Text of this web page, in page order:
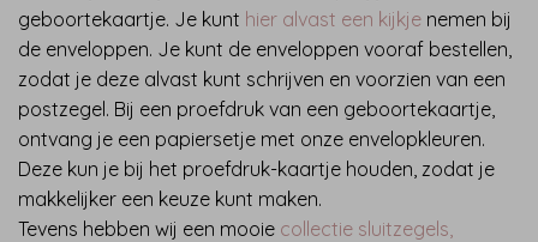
geboortekaartje. Je kunt hier alvast een kijkje nemen bij
de enveloppen. Je kunt de enveloppen vooraf bestellen,
zodat je deze alvast kunt schrijven en voorzien van een
postzegel. Bij een proefdruk van een geboortekaartje,
ontvang je een papiersetje met onze envelopkleuren.
Deze kun je bij het proefdruk-kaartje houden, zodat je
makkelijker een keuze kunt maken.
Tevens hebben wij een mooie collectie sluitzegels